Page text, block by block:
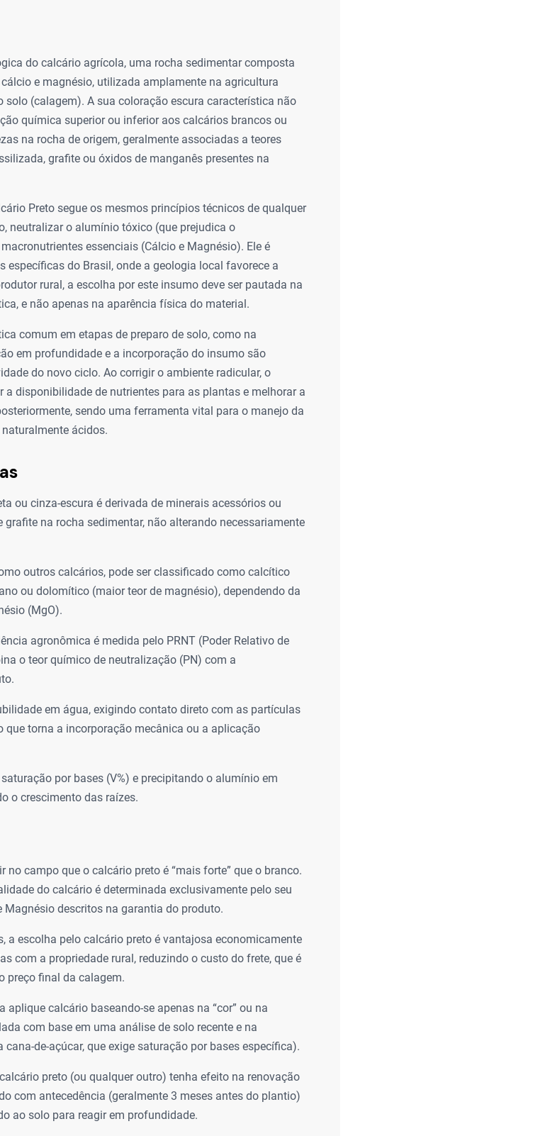
do calcário agrícola, uma rocha sedimentar composta
e magnésio, utilizada amplamente na agricultura
solo (calagem). A sua coloração escura característica não
química superior ou inferior aos calcários brancos ou
na rocha de origem, geralmente associadas a teores
grafite ou óxidos de manganês presentes na
Preto segue os mesmos princípios técnicos de qualquer
neutralizar o alumínio tóxico (que prejudica o
essenciais (Cálcio e Magnésio). Ele é
específicas do Brasil, onde a geologia local favorece a
rural, a escolha por este insumo deve ser pautada na
e não apenas na aparência física do material.
comum em etapas de preparo de solo, como na
em profundidade e a incorporação do insumo são
do novo ciclo. Ao corrigir o ambiente radicular, o
disponibilidade de nutrientes para as plantas e melhorar a
sendo uma ferramenta vital para o manejo da
ácidos.
ou cinza-escura é derivada de minerais acessórios ou
na rocha sedimentar, não alterando necessariamente
outros calcários, pode ser classificado como calcítico
ou dolomítico (maior teor de magnésio), dependendo da
(MgO).
agronômica é medida pelo PRNT (Poder Relativo de
o teor químico de neutralização (PN) com a
em água, exigindo contato direto com as partículas
que torna a incorporação mecânica ou a aplicação
por bases (V%) e precipitando o alumínio em
o crescimento das raízes.
no campo que o calcário preto é “mais forte” que o branco.
do calcário é determinada exclusivamente pelo seu
Magnésio descritos na garantia do produto.
a escolha pelo calcário preto é vantajosa economicamente
com a propriedade rural, reduzindo o custo do frete, que é
preço final da calagem.
aplique calcário baseando-se apenas na “cor” ou na
com base em uma análise de solo recente e na
de-açúcar, que exige saturação por bases específica).
preto (ou qualquer outro) tenha efeito na renovação
com antecedência (geralmente 3 meses antes do plantio)
ao solo para reagir em profundidade.